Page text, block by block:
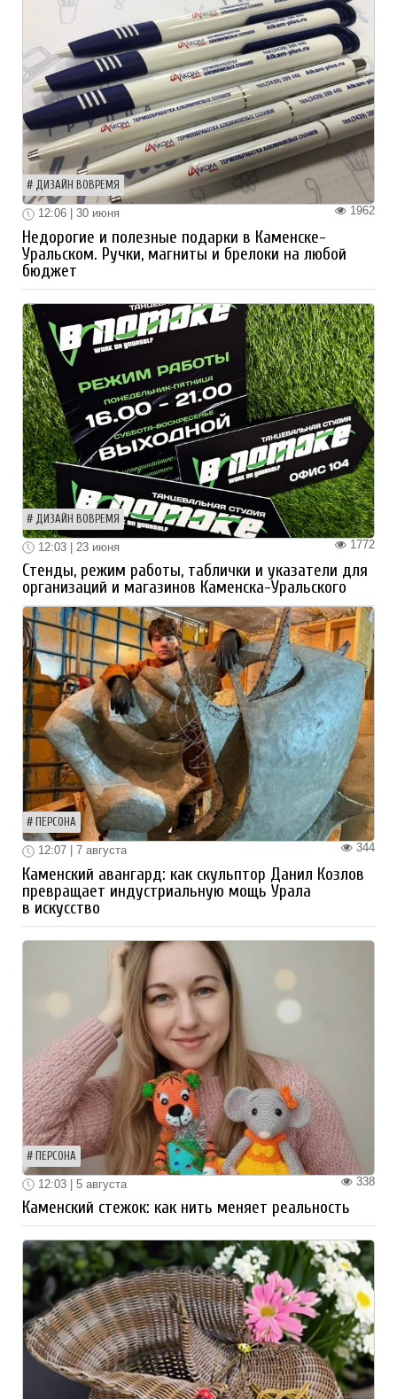
ДИЗАЙН ВОВРЕМЯ
1962
12:06 | 30 июня
Недорогие и полезные подарки в Каменске-
Уральском. Ручки, магниты и брелоки на любой
бюджет
ДИЗАЙН ВОВРЕМЯ
1772
12:03 | 23 июня
Стенды, режим работы, таблички и указатели для
организаций и магазинов Каменска-Уральского
ПЕРСОНА
344
12:07 | 7 августа
Каменский авангард: как скульптор Данил Козлов
превращает индустриальную мощь Урала
в искусство
ПЕРСОНА
338
12:03 | 5 августа
Каменский стежок: как нить меняет реальность